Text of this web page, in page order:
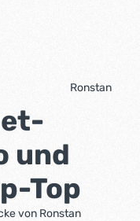
Ronstan
und
Top
von Ronstan